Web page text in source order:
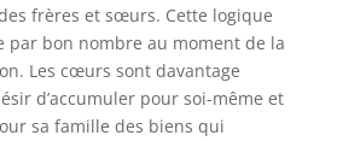
frères et sœurs. Cette logique
par bon nombre au moment de la
Les cœurs sont davantage
d’accumuler pour soi-même et
sa famille des biens qui